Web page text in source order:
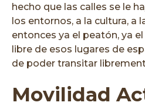
hecho que las calles se le
los entornos, a la cultura, a
entonces ya el peatón, ya
libre de esos lugares de
de poder transitar
Movilidad